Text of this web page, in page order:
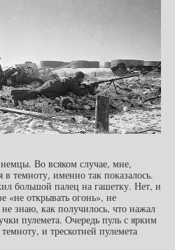
Во всяком случае, мне,
темноту, именно так показалось.
большой палец на гашетку. Нет, и
«не открывать огонь», не
знаю, как получилось, что нажал
пулемета. Очередь пуль с ярким
и трескотней пулемета